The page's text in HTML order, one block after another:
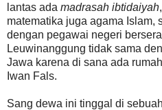
lantas ada madrasah ibtidaiyah
matematika juga agama Islam,
dengan pegawai negeri
Leuwinanggung tidak sama
Jawa karena di sana ada
Iwan Fals.
Sang dewa ini tinggal di